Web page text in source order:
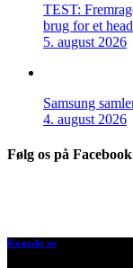
TEST:
brug for et
5. august 2026
Samsung
4. august 2026
Følg os på Facebook
Kontakt os